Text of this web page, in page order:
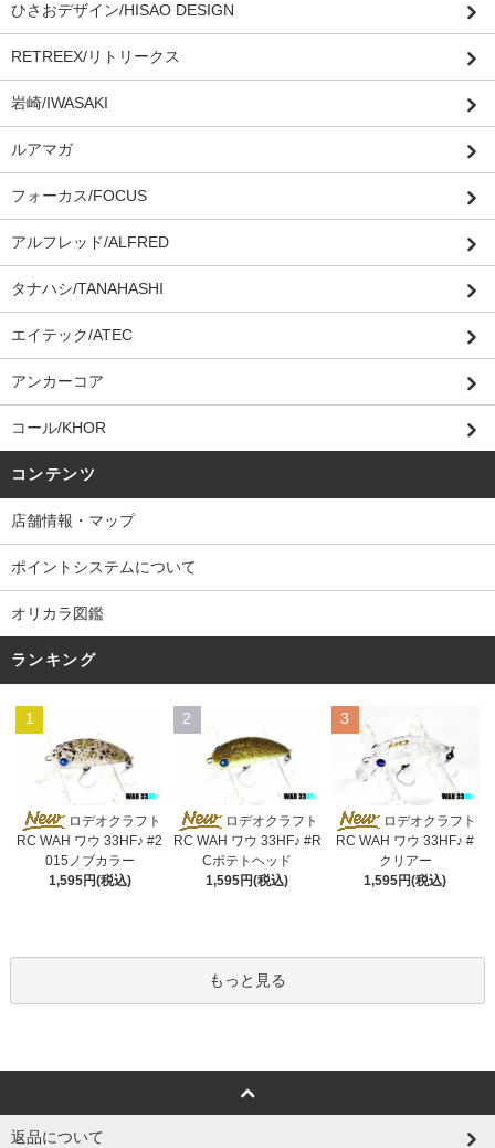
ひさおデザイン/HISAO DESIGN
RETREEX/リトリークス
岩崎/IWASAKI
ルアマガ
フォーカス/FOCUS
アルフレッド/ALFRED
タナハシ/TANAHASHI
エイテック/ATEC
アンカーコア
コール/KHOR
コンテンツ
店舗情報・マップ
ポイントシステムについて
オリカラ図鑑
ランキング
1
ロデオクラフト
RC WAH ワウ 33HF♪ #2
015ノブカラー
1,595円(税込)
2
ロデオクラフト
RC WAH ワウ 33HF♪ #R
Cポテトヘッド
1,595円(税込)
3
ロデオクラフト
RC WAH ワウ 33HF♪ #
クリアー
1,595円(税込)
もっと見る
返品について